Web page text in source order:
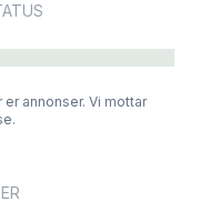
annonser. Vi mottar